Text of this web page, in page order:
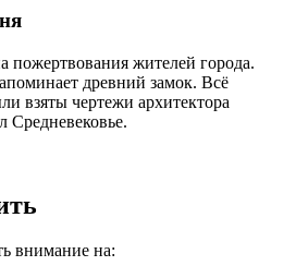
пожертвования жителей города.
древний замок. Всё
взяты чертежи архитектора
внимание на: